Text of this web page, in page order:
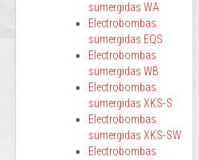
sumergidas WA
Electrobombas
sumergidas EQS
Electrobombas
sumergidas WB
Electrobombas
sumergidas XKS-S
Electrobombas
sumergidas XKS-SW
Electrobombas